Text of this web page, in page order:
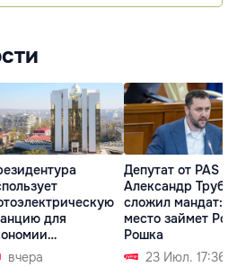
для
вчера
Депутат от PAS
Александр
сложил мандат:
место займет
Рошка
23 Июл. 17:36